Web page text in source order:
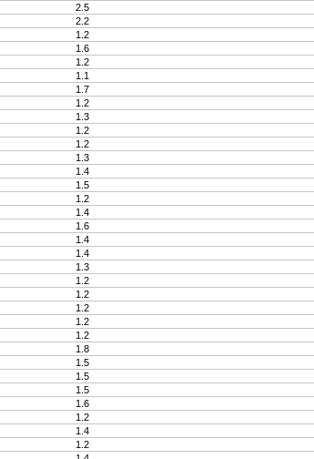
2.5
2.2
1.2
1.6
1.2
1.1
1.7
1.2
1.3
1.2
1.2
1.3
1.4
1.5
1.2
1.4
1.6
1.4
1.4
1.3
1.2
1.2
1.2
1.2
1.2
1.8
1.5
1.5
1.5
1.6
1.2
1.4
1.2